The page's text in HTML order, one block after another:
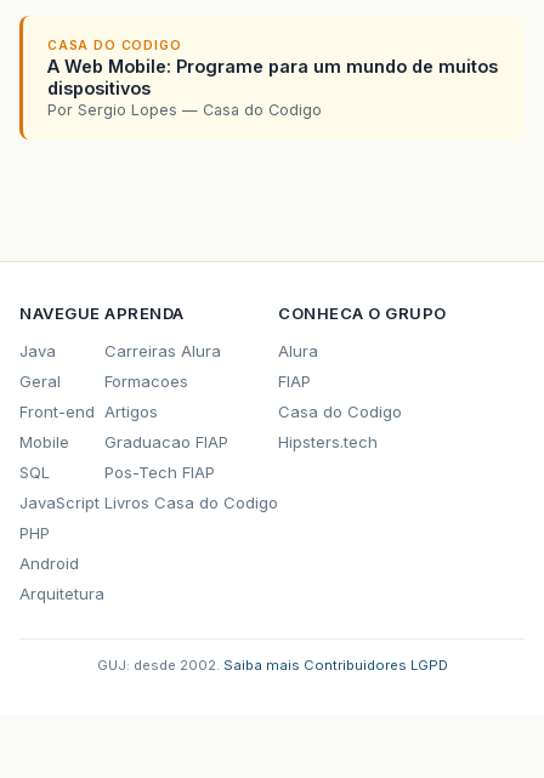
CASA DO CODIGO
A Web Mobile: Programe para um mundo de muitos
dispositivos
Por Sergio Lopes — Casa do Codigo
NAVEGUE
Java
Geral
Front-end
Mobile
SQL
JavaScript
PHP
Android
Arquitetura
APRENDA
Carreiras Alura
Formacoes
Artigos
Graduacao FIAP
Pos-Tech FIAP
Livros Casa do Codigo
CONHECA O GRUPO
Alura
FIAP
Casa do Codigo
Hipsters.tech
GUJ: desde 2002. Saiba mais Contribuidores LGPD